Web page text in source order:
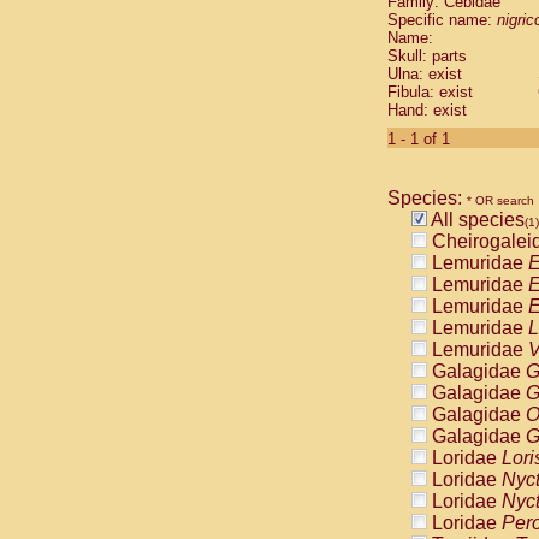
Cebidae
Cebidae
Cebidae
Cebidae
Cebidae
Cebidae
Cebidae
Cebidae
Cebidae
Cebidae
Cebidae
Cebidae
Atelidae
Atelidae
Atelidae
Atelidae
Atelidae
Atelidae
Atelidae
Atelidae
Atelidae
Atelidae
Pitheciidae
Specific name:
Name:
Skull: parts
Ulna: exist
Fibula: exist
Hand: exist
1 - 1 of 1
Species: * OR search
All species(1)
Lemuridae
Lemuridae
Lemuridae
Lemuridae
Lemuridae
Galagidae
Galagidae
Galagidae
Galagidae
Loridae
Loridae
Loridae
Loridae